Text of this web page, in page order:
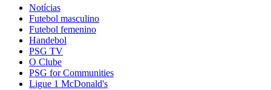
Notícias
Futebol masculino
Futebol femenino
Handebol
PSG TV
O Clube
PSG for Communities
Ligue 1 McDonald's